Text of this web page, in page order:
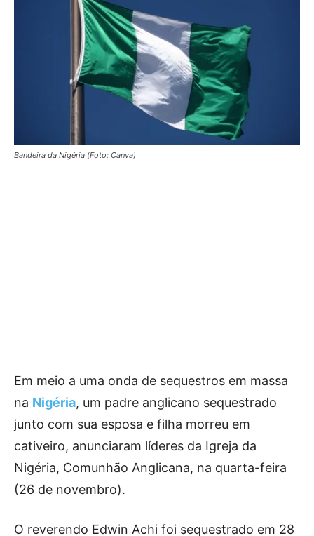
Bandeira da Nigéria (Foto: Canva)
Em meio a uma onda de sequestros em massa
na Nigéria, um padre anglicano sequestrado
junto com sua esposa e filha morreu em
cativeiro, anunciaram líderes da Igreja da
Nigéria, Comunhão Anglicana, na quarta-feira
(26 de novembro).
O reverendo Edwin Achi foi sequestrado em 28